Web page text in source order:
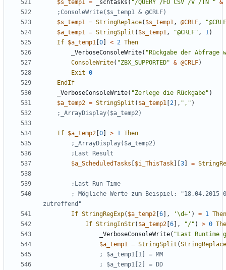
$s_temp1
= _schtasks ( "/QUERY /FO CSV /V /TN " &
$s_temp1
= StringReplace( $s_temp1 , @CRLF ,
$a_temp1
= StringSplit ( $s_temp1 , "@CRLF" , 1 )
If $a_temp1 [0] < 2 Then
_VerboseConsoleWrite( "Rückgabe der
ConsoleWrite( "ZBX_SUPPORTED" & @CRLF)
Exit 0
EndIf
_VerboseConsoleWrite( "Zerlege die Rückgabe" )
$a_temp2 = StringSplit ( $a_temp1 [2], "," )
If $a_temp2 [0] > 1
Then
$a_ScheduledTasks [$i_ThisTask][3] =
; Mögliche Werte zum Beispiel:
If StringRegExp( $a_temp2 [6], '\d+' ) = 1
Then
If StringInStr( $a_temp2 [6], "/" ) > 0
_VerboseConsoleWrite( "Last Runtime
$a_temp1
= StringSplit (StringReplace